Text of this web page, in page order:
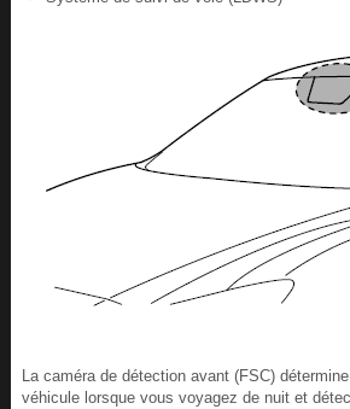
La caméra de détection avant (FSC)
véhicule lorsque vous voyagez de nuit et